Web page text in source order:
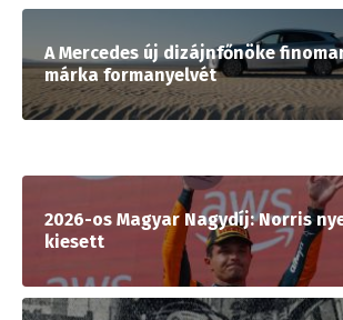
A Mercedes új dizájnfőnöke
márka formanyelvét
2026-os Magyar Nagydíj: Norris
kiesett